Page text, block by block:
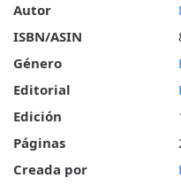
Autor
ISBN/ASIN
Género
Editorial
Edición
Páginas
Creada por